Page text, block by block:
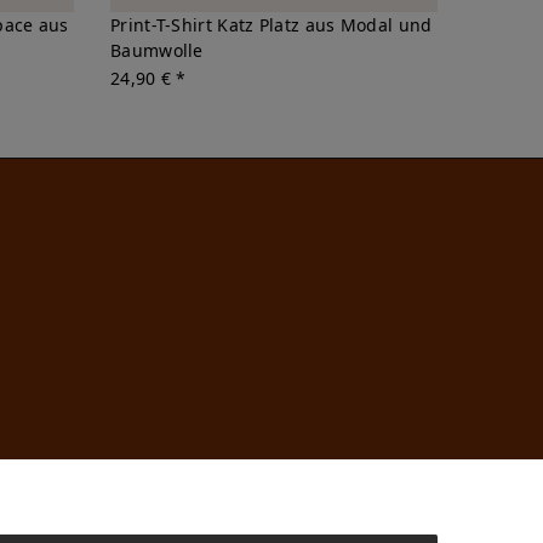
aus
Print-T-Shirt Katz Platz aus Modal und
Baumwolle
24,90 € *